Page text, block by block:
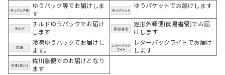
ゆうパック等でお届けしま
す
ゆうパケットでお届けします
チルドゆうパックでお届け
します
定形外郵便(簡易書留)でお届
けします
冷凍ゆうパックでお届けし
ます。
レターパックライトでお届け
します
佐川急便でのお届けとなり
ます